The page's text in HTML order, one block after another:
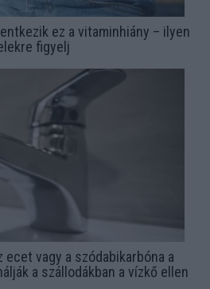
ez a vitaminhiány – ilyen
figyelj
ecet vagy a szódabikarbóna a
a szállodákban a vízkő ellen